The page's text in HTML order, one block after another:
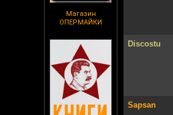
Магазин
ОПЕРМАЙКИ
Discostu
Sapsan